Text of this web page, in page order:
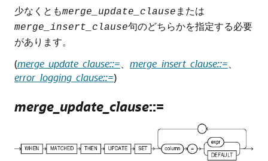
少なくともmerge_update_clause または
merge_insert_clause句のどちらかを指定する必要
があります。
(merge_update_clause::= merge_insert_clause::=
error_logging_clause::=)
merge_update_clause::=